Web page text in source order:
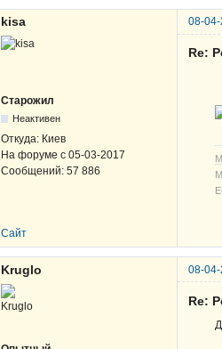
kisa 08-
Старожил
Неактивен
Откуда: Киев
На форуме с 05-03-2017
Сообщений: 57 886
Re:
Сайт
Kruglo 08-
Re: